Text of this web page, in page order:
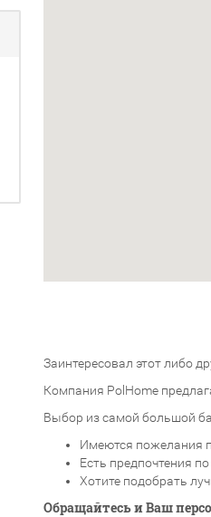
Заинтересовал этот либо
Компания PolHome
Выбор из самой большой
Имеются пожелания
Есть предпочтения
Хотите подобрать
Обращайтесь и Ваш